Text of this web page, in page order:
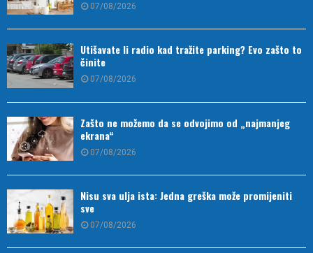
07/08/2026
Utišavate li radio kad tražite parking? Evo zašto to
činite
07/08/2026
Zašto ne možemo da se odvojimo od „najmanjeg
ekrana“
07/08/2026
Nisu sva ulja ista: Jedna greška može promijeniti
sve
07/08/2026